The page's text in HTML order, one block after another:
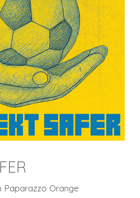
Paparazzo Orange